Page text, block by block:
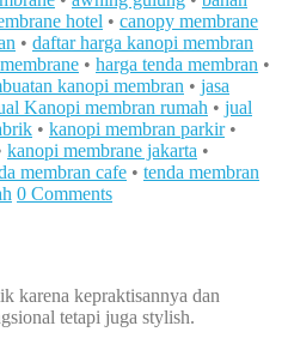
hotel • canopy membrane
• daftar harga kanopi membran
• harga tenda membran •
kanopi membran • jasa
Kanopi membran rumah • jual
• kanopi membran parkir•
kanopi membrane jakarta •
membran cafe • tenda membran
0 Comments
karena kepraktisannya dan
tetapi juga stylish.